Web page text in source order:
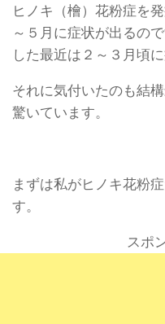
ヒノキ（檜）花粉症を
～５月に症状が出るの
した最近は２～３月頃
それに気付いたのも結
驚いています。
まずは私がヒノキ花粉
す。
スポ